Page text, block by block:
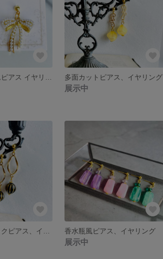
多面カットピアス、イヤリング
展示中
香水瓶風ピアス、イヤリング
展示中